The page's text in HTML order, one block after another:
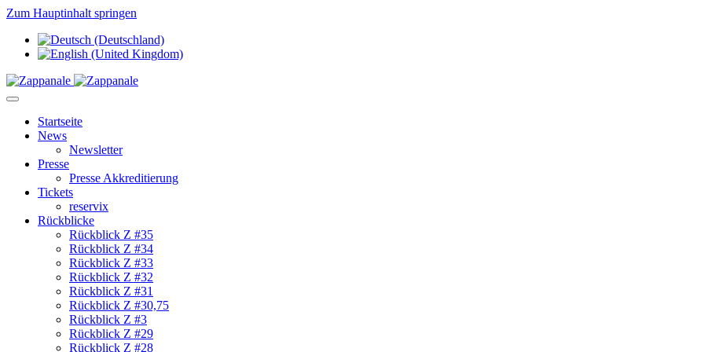
Zum Hauptinhalt springen
Startseite
News
Newsletter
Presse
Presse Akkreditierung
Tickets
reservix
Rückblicke
Rückblick Z #35
Rückblick Z #34
Rückblick Z #33
Rückblick Z #32
Rückblick Z #31
Rückblick Z #30,75
Rückblick Z #3
Rückblick Z #29
Rückblick Z #28